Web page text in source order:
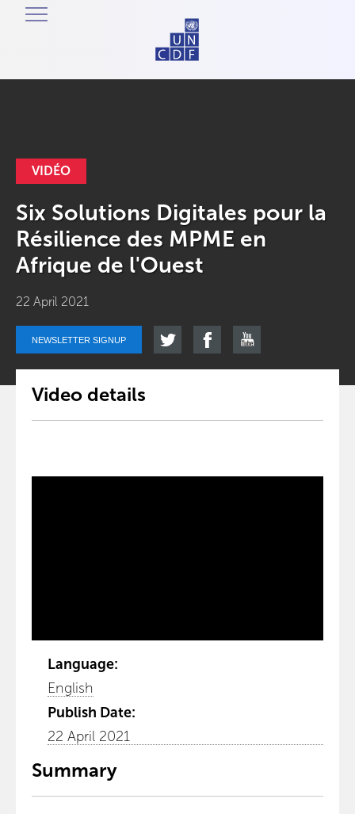
VIDÉO
Six Solutions Digitales pour la
Résilience des MPME en
Afrique de l'Ouest
22 April 2021
NEWSLETTER SIGNUP
Video details
Language:
English
Publish Date:
22 April 2021
Summary